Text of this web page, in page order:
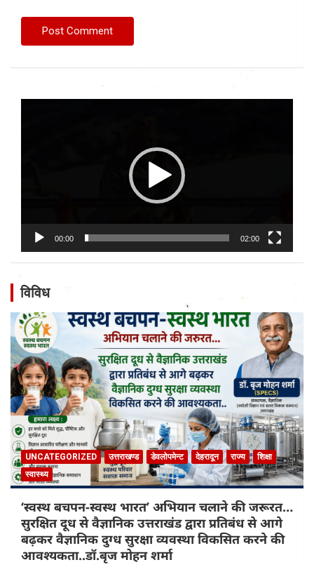
00:00 02:00
विविध
UNCATEGORIZED उत्तराखण्ड डेवलोपमेन्ट देहरादून राज्य
शिक्षा
स्वास्थ्य
‘स्वस्थ बचपन-स्वस्थ भारत’ अभियान चलाने की जरूरत…
सुरक्षित दूध से वैज्ञानिक उत्तराखंड द्वारा प्रतिबंध से आगे
बढ़कर वैज्ञानिक दुग्ध सुरक्षा व्यवस्था विकसित करने की
आवश्यकता..डॉ.बृज मोहन शर्मा